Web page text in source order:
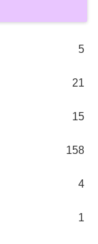
5
21
15
158
4
1